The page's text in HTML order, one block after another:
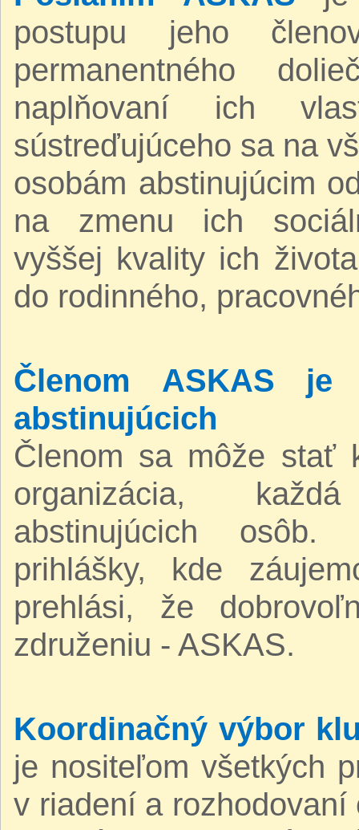
postupu jeho
permanentného
naplňovaní ich
sústreďujúceho sa na
osobám abstinujúcim
na zmenu ich
vyššej kvality ich
do rodinného,
Členom ASKAS
abstinujúcich
Členom sa môže stať
organizácia,
abstinujúcich osôb.
prihlášky, kde
prehlási, že
združeniu - ASKAS.
Koordinačný výbor
je nositeľom všetkých
v riadení a